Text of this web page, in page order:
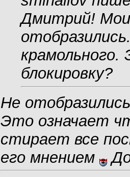
Дмитрий! Мои
блокировку?
Не
Это означает
стирает все
его мнением